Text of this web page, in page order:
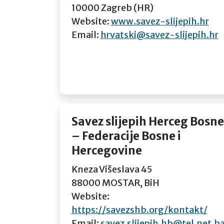
10000 Zagreb (HR)
Website:www.savez-slijepih.hr
Email: hrvatski@savez-slijepih.hr
Savez slijepih Herceg Bosne
– Federacije Bosne i
Hercegovine
Kneza Višeslava 45
88000 MOSTAR, BiH
Website:
https://savezshb.org/kontakt/